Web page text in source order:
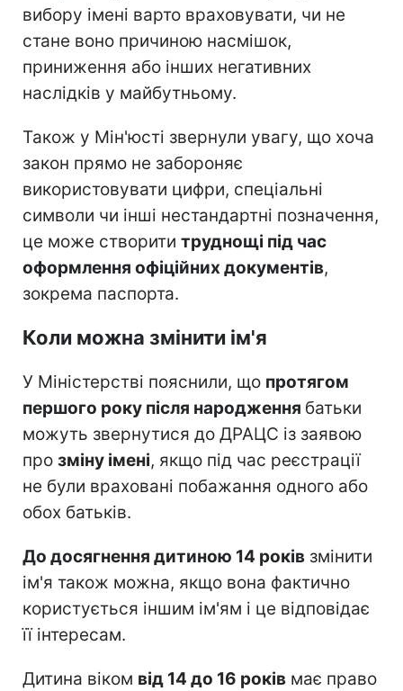
вибору імені варто враховувати, чи не
стане воно причиною насмішок,
приниження або інших негативних
наслідків у майбутньому.
Також у Мін'юсті звернули увагу, що хоча
закон прямо не забороняє
використовувати цифри, спеціальні
символи чи інші нестандартні позначення,
це може створити труднощі під час
оформлення офіційних документів,
зокрема паспорта.
Коли можна змінити ім'я
У Міністерстві пояснили, що протягом
першого року після народження батьки
можуть звернутися до ДРАЦС із заявою
про зміну імені, якщо під час реєстрації
не були враховані побажання одного або
обох батьків.
До досягнення дитиною 14 років змінити
ім'я також можна, якщо вона фактично
користується іншим ім'ям і це відповідає
її інтересам.
Дитина віком від 14 до 16 років має право